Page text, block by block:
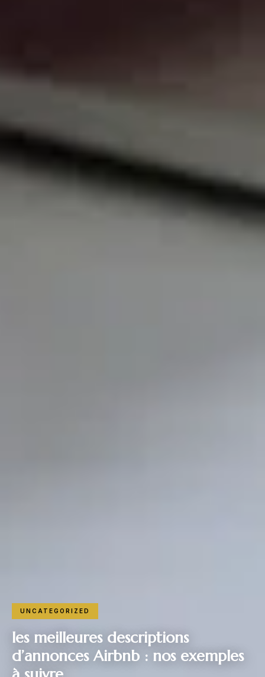
UNCATEGORIZED
les meilleures descriptions
d’annonces Airbnb : nos exemples